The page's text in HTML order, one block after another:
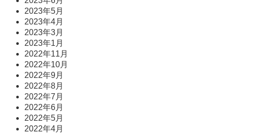
2023年5月
2023年4月
2023年3月
2023年1月
2022年11月
2022年10月
2022年9月
2022年8月
2022年7月
2022年6月
2022年5月
2022年4月